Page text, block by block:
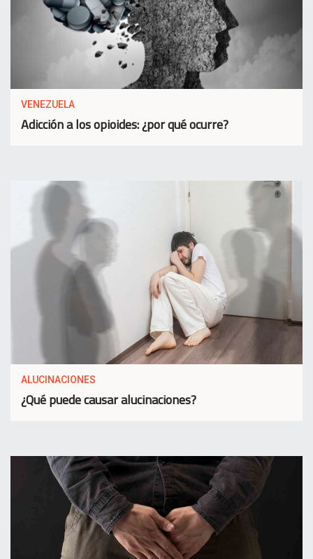
VENEZUELA
Adicción a los opioides: ¿por qué ocurre?
ALUCINACIONES
¿Qué puede causar alucinaciones?